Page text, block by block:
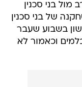
בני סכנין
נאנז'יס, שחקנה של בני סכנין
בשבוע שעבר
וכאמור לא